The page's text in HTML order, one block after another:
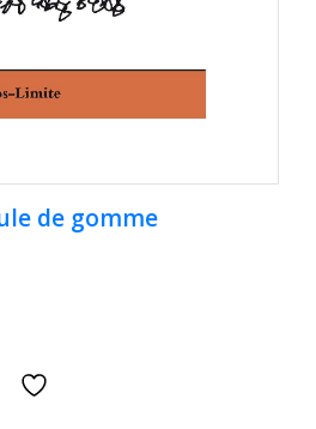
de gomme